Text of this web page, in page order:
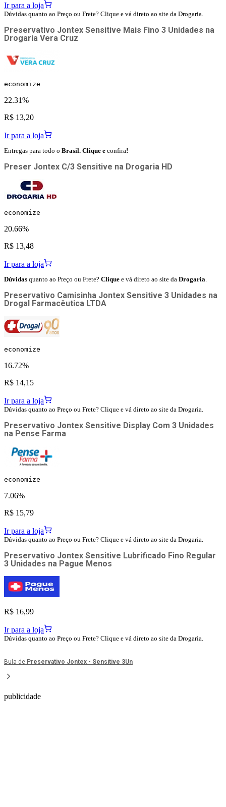
Ir para a loja
Dúvidas quanto ao Preço ou Frete? Clique e vá direto ao site da Drogaria.
Preservativo Jontex Sensitive Mais Fino 3 Unidades na
Drogaria Vera Cruz
economize
22.31%
R$ 13,20
Ir para a loja
Entregas para todo o Brasil. Clique e confira!
Preser Jontex C/3 Sensitive na Drogaria HD
economize
20.66%
R$ 13,48
Ir para a loja
Dúvidas quanto ao Preço ou Frete? Clique e vá direto ao site da Drogaria.
Preservativo Camisinha Jontex Sensitive 3 Unidades na
Drogal Farmacêutica LTDA
economize
16.72%
R$ 14,15
Ir para a loja
Dúvidas quanto ao Preço ou Frete? Clique e vá direto ao site da Drogaria.
Preservativo Jontex Sensitive Display Com 3 Unidades
na Pense Farma
economize
7.06%
R$ 15,79
Ir para a loja
Dúvidas quanto ao Preço ou Frete? Clique e vá direto ao site da Drogaria.
Preservativo Jontex Sensitive Lubrificado Fino Regular
3 Unidades na Pague Menos
R$ 16,99
Ir para a loja
Dúvidas quanto ao Preço ou Frete? Clique e vá direto ao site da Drogaria.
Bula de Preservativo Jontex - Sensitive 3Un
publicidade